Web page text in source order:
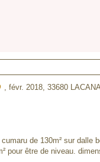
, févr. 2018, 33680
cumaru de 130m² sur
pour être de niveau.